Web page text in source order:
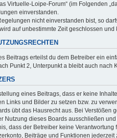
Virtuelle-Loipe-Forum“ (im Folgenden
einverstanden.
nicht einverstanden bist, so
auf unbestimmte Zeit geschlossen
Beitrags erteilst du dem Betreiber ein
Punkt 2, Unterpunkt a bleibt auch
eines Beitrags, dass er keine
Links und Bilder zu setzen bzw. zu
übt das Hausrecht aus. Bei
Nutzung dieses Boards ausschließen
dass der Betreiber keine
Beiträge und Funktionen